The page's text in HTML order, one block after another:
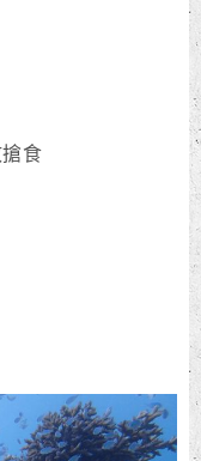
食